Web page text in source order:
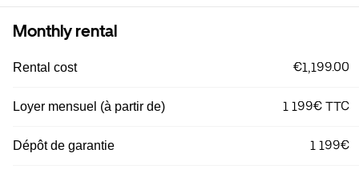
Monthly rental
Rental cost €1,199.00
Loyer mensuel (à partir de) 1 199€ TTC
Dépôt de garantie 1 199€